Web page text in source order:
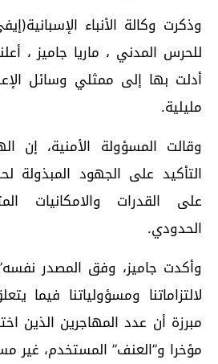
وذكرت وكالة الأنباء
للحرس المدني ، ماريا جاميز ،
أدلت بها إلى ممثلي وسائل
مليلية.
وقالت المسؤولة الأمنية، إن
التأكيد على الجهود المبذولة
على القدرات والامكانيات
الحدودي.
وأكدت جاميز، وفق المصدر
لالتزاماتنا ومسؤولياتنا فيما
مبرزة أن عدد المهاجرين الذين
مؤخرا و”العنف” المستخدم، غير